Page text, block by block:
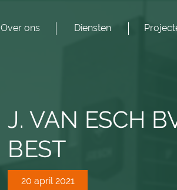
Over ons Diensten
J. VAN ESCH
BEST
20 april 2021